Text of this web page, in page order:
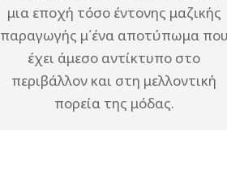
μια εποχή τόσο έντονης μαζικής
παραγωγής μ΄ένα αποτύπωμα που
έχει άμεσο αντίκτυπο στο
περιβάλλον και στη μελλοντική
πορεία της μόδας.